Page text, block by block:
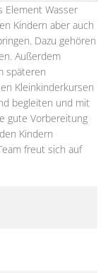
Element Wasser
Kindern aber auch
Dazu gehören
Außerdem
späteren
Kleinkinderkursen
begleiten und mit
gute Vorbereitung
Kindern
freut sich auf